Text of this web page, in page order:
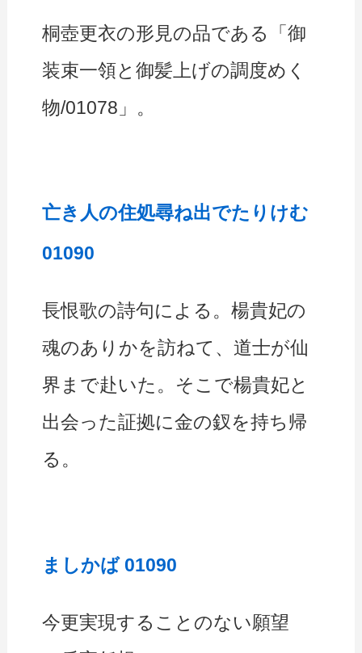
桐壺更衣の形見の品である「御
装束一領と御髪上げの調度めく
物/01078」。
亡き人の住処尋ね出でたりけむ
01090
長恨歌の詩句による。楊貴妃の
魂のありかを訪ねて、道士が仙
界まで赴いた。そこで楊貴妃と
出会った証拠に金の釵を持ち帰
る。
ましかば 01090
今更実現することのない願望